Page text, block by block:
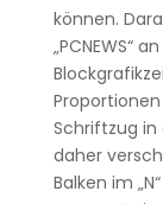
können.
„PCNEWS“
Schriftzug
daher
Balken im